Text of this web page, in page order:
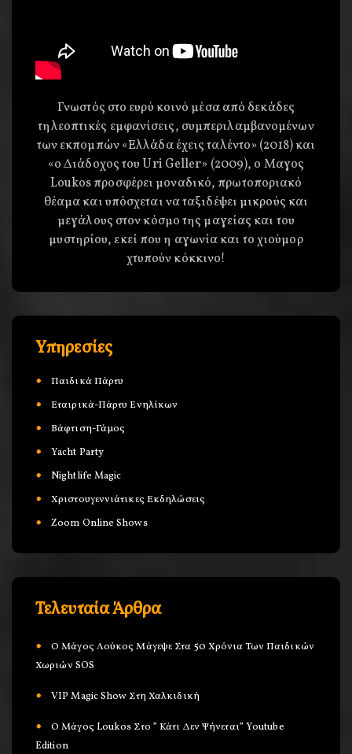
Γνωστός στο ευρύ κοινό μέσα από δεκάδες
τηλεοπτικές εμφανίσεις, συμπεριλαμβανομένων
των εκπομπών «Ελλάδα έχεις ταλέντο» (2018) και
«ο Διάδοχος του Uri Geller» (2009), o Μαγος
Loukos προσφέρει μοναδικό, πρωτοποριακό
θέαμα και υπόσχεται να ταξιδέψει μικρούς και
μεγάλους στον κόσμο της μαγείας και του
μυστηρίου, εκεί που η αγωνία και το χιούμορ
χτυπούν κόκκινο!
Υπηρεσίες
Παιδικά Πάρτυ
Εταιρικά-Πάρτυ Ενηλίκων
Βάφτιση-Γάμος
Yacht Party
Nightlife Magic
Χριστουγεννιάτικες Εκδηλώσεις
Zoom Online Shows
Τελευταία Άρθρα
Ο Μάγος Λούκος Μάγεψε Στα 50 Χρόνια Των Παιδικών
Χωριών SOS
VIP Magic Show Στη Χαλκιδική
Ο Μάγος Loukos Στο ” Κάτι Δεν Ψήνεται” Youtube
Edition